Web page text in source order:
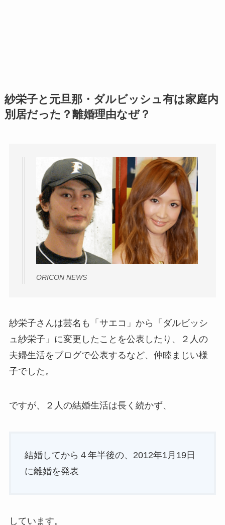
紗栄子と元旦那・ダルビッシュ有は家庭内
別居だった？離婚理由なぜ？
ORICON NEWS
紗栄子さんは芸名も「サエコ」から「ダルビッシ
ュ紗栄子」に変更したことを公表したり、２人の
夫婦生活をブログで公表するなど、仲睦まじい様
子でした。
ですが、２人の結婚生活は長く続かず、
結婚してから４年半後の、2012年1月19日
に離婚を発表
しています。